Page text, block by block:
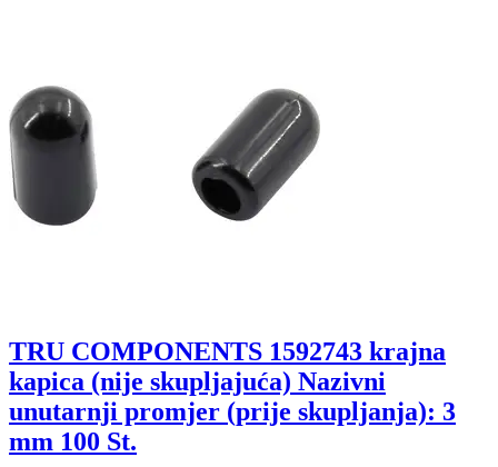
TRU COMPONENTS 1592743 krajna
kapica (nije skupljajuća) Nazivni
unutarnji promjer (prije skupljanja): 3
mm 100 St.